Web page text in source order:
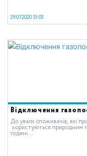
29.07.2020 13:03
Відключення
До уваги споживачів, які
користуються природним
годині...